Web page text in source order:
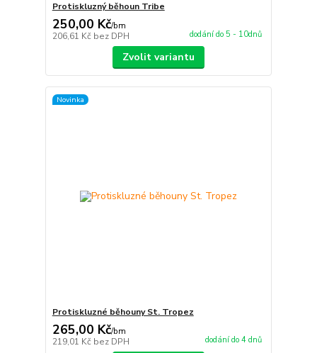
Protiskluzný běhoun Tribe
250,00 Kč/bm
206,61 Kč bez DPH dodání do 5 - 10dnů
Zvolit variantu
Novinka
Protiskluzné běhouny St. Tropez
265,00 Kč/bm
219,01 Kč bez DPH dodání do 4 dnů